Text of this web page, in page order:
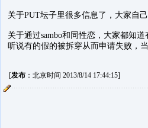
关于PUT坛子里很多信息了，大家自
关于通过sambo和同性恋，大家都知
听说有的假的被拆穿从而申请失败，
[发布：北京时间 2013/8/14 17:44:15]